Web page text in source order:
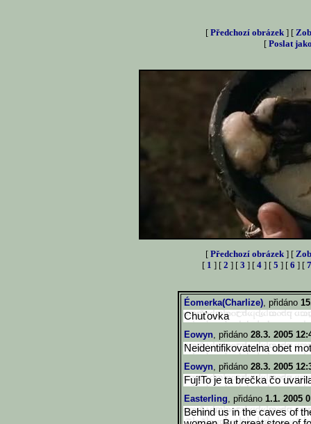
[ Předchozí obrázek ] [
[ Poslat
[ Předchozí obrázek ] [
[ 1 ] [ 2 ] [ 3 ] [ 4 ] [ 5 ] [ 6 ] [ 7
Éomerka(Charlize), přidáno
Chuťovka
Eowyn, přidáno 28.3. 2005
Neidentifikovatelna obet
Eowyn, přidáno 28.3. 2005
Fuj!To je ta brečka čo
Easterling, přidáno 1.1. 2005
Behind us in the caves of